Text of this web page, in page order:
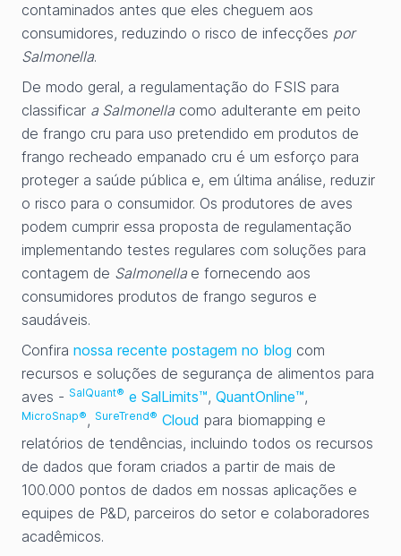
contaminados antes que eles cheguem aos
consumidores, reduzindo o risco de infecções por
Salmonella.
De modo geral, a regulamentação do FSIS para
classificar a Salmonella como adulterante em peito
de frango cru para uso pretendido em produtos de
frango recheado empanado cru é um esforço para
proteger a saúde pública e, em última análise, reduzir
o risco para o consumidor. Os produtores de aves
podem cumprir essa proposta de regulamentação
implementando testes regulares com soluções para
contagem de Salmonella e fornecendo aos
consumidores produtos de frango seguros e
saudáveis.
Confira nossa recente postagem no blog com
recursos e soluções de segurança de alimentos para
aves - SalQuant® e SalLimits™, QuantOnline™,
MicroSnap®, SureTrend® Cloud para biomapping e
relatórios de tendências, incluindo todos os recursos
de dados que foram criados a partir de mais de
100.000 pontos de dados em nossas aplicações e
equipes de P&D, parceiros do setor e colaboradores
acadêmicos.